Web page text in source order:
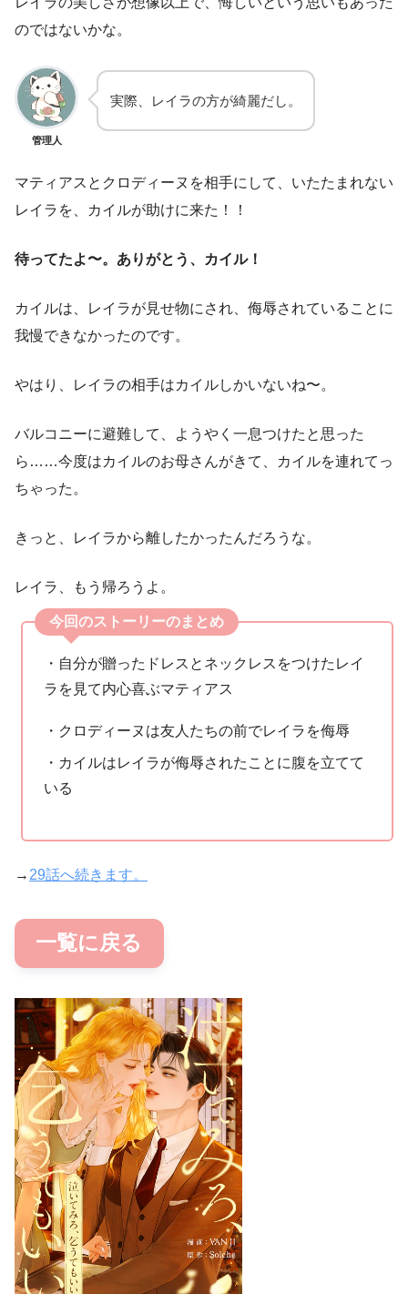
のではないかな。
管理人
実際、レイラの方が綺麗だし。
マティアスとクロディーヌを相手にして、いたたまれない
レイラを、カイルが助けに来た！！
待ってたよ〜。ありがとう、カイル！
カイルは、レイラが見せ物にされ、侮辱されていることに
我慢できなかったのです。
やはり、レイラの相手はカイルしかいないね〜。
バルコニーに避難して、ようやく一息つけたと思った
ら……今度はカイルのお母さんがきて、カイルを連れてっ
ちゃった。
きっと、レイラから離したかったんだろうな。
レイラ、もう帰ろうよ。
今回のストーリーのまとめ
・自分が贈ったドレスとネックレスをつけたレイ
ラを見て内心喜ぶマティアス
・クロディーヌは友人たちの前でレイラを侮辱
・カイルはレイラが侮辱されたことに腹を立てて
いる
→ 29話へ続きます。
一覧に戻る